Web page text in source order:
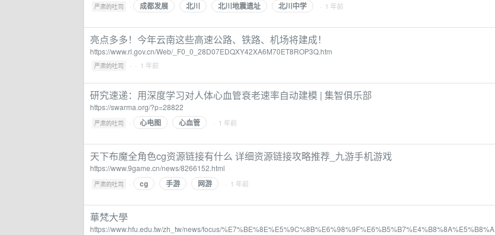
严肃的吐司 · 成都发展 北川 北川地震遗址 北川中学 · 1 年前
亮点多多！今年云南这些高速公路、铁路、机场将建成！
https://www.rl.gov.cn/Web/_F0_0_28D07EDQXY42XA6M70ET8ROP3Q.htm
严肃的吐司 · · 1 年前
研究速递：用深度学习对人体心血管衰老速率自动建模 | 集智俱乐部
https://swarma.org/?p=28822
严肃的吐司 · 心电图 心血管 · 1 年前
天下布魔全角色cg资源链接有什么 详细资源链接攻略推荐_九游手机游戏
https://www.9game.cn/news/8266152.html
严肃的吐司 · cg 手游 网游 · 1 年前
華梵大學
https://www.hfu.edu.tw/zh_tw/news/focus/%E7%BE%8E%E5%9C%8B%E6%98%9F%E6%B5%B7%E4%B8%8A%E5%B8%A